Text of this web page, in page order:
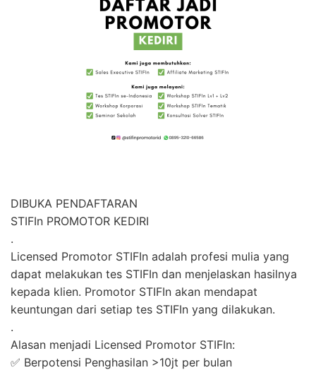
DIBUKA PENDAFTARAN
STIFIn PROMOTOR KEDIRI
.
Licensed Promotor STIFIn adalah profesi mulia yang
dapat melakukan tes STIFIn dan menjelaskan hasilnya
kepada klien. Promotor STIFIn akan mendapat
keuntungan dari setiap tes STIFIn yang dilakukan.
.
Alasan menjadi Licensed Promotor STIFIn:
✅ Berpotensi Penghasilan >10jt per bulan